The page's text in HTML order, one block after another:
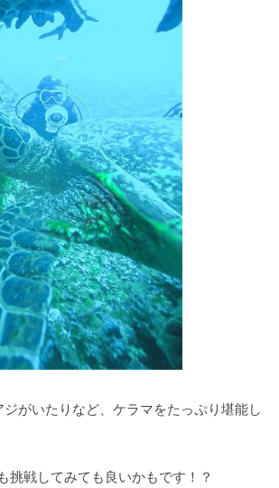
がいたりなど、ケラマをたっぷり堪能し
挑戦してみても良いかもです！？